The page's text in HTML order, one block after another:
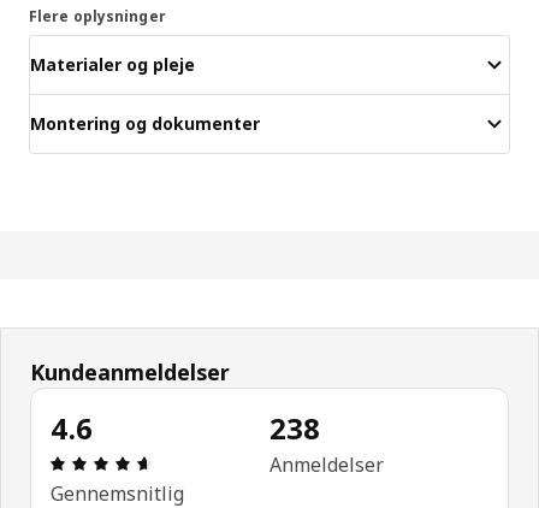
Flere oplysninger
Materialer og pleje
Montering og dokumenter
Kundeanmeldelser
4.6
Anmeldelse: 4.6 Ud af 5 Stjerner. Anmeldelser i
Gennemsnitlig
238
Anmeldelser